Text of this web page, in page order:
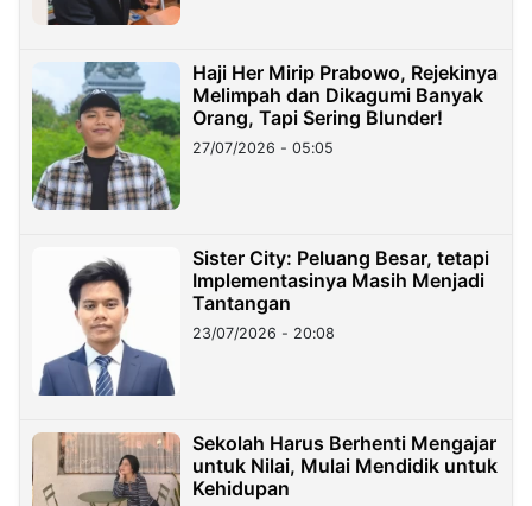
Haji Her Mirip Prabowo, Rejekinya
Melimpah dan Dikagumi Banyak
Orang, Tapi Sering Blunder!
27/07/2026 - 05:05
Sister City: Peluang Besar, tetapi
Implementasinya Masih Menjadi
Tantangan
23/07/2026 - 20:08
Sekolah Harus Berhenti Mengajar
untuk Nilai, Mulai Mendidik untuk
Kehidupan